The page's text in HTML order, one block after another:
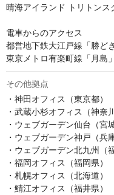
晴海アイランド トリトンス
電車からのアクセス
都営地下鉄大江戸線「勝ど
東京メトロ有楽町線「月島
その他拠点
・神田オフィス（東京都）
・武蔵小杉オフィス（神奈
・ウェブガーデン仙台（宮
・ウェブガーデン神戸（兵
・ウェブガーデン北九州（
・福岡オフィス（福岡県）
・札幌オフィス（北海道）
・鯖江オフィス（福井県）